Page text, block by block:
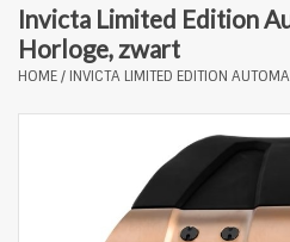
Merken
Invicta Limited Edition
Horloge, zwart
HOME/ INVICTA LIMITED EDITION